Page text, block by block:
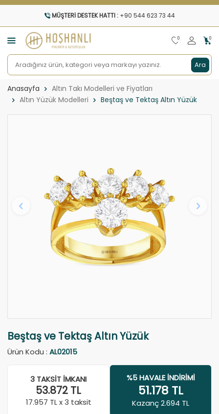
MÜŞTERI DESTEK HATTI : +90 544 623 73 44
Ara
0 0
Anasayfa
Altın Takı Modelleri ve Fiyatları
Altın Yüzük Modelleri
Beştaş ve Tektaş Altın Yüzük
Beştaş ve Tektaş Altın Yüzük
Ürün Kodu : AL02015
3 TAKSIT İMKANI
53.872 TL
17.957 TL x 3 taksit
%5 HAVALE İNDIRIMI
51.178 TL
Kazanç 2.694 TL